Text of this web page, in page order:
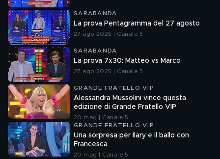
SARABANDA
La prova Pentagramma del 27 agosto
27 ago 2025 | Canale 5
SARABANDA
La prova 7x30: Matteo vs Marco
27 ago 2025 | Canale 5
GRANDE FRATELLO VIP
Alessandra Mussolini vince questa
edizione di Grande Fratello VIP
20 mag | Canale 5
GRANDE FRATELLO VIP
Una sorpresa per Ilary e il ballo con
Francesca
20 mag | Canale 5